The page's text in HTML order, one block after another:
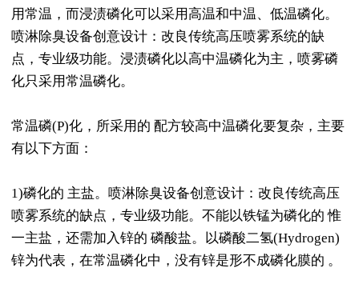
用常温，而浸渍磷化可以采用高温和中温、低温磷化。
喷淋除臭设备创意设计：改良传统高压喷雾系统的缺
点，专业级功能。浸渍磷化以高中温磷化为主，喷雾磷
化只采用常温磷化。
常温磷(P)化，所采用的 配方较高中温磷化要复杂，主要
有以下方面：
1)磷化的 主盐。喷淋除臭设备创意设计：改良传统高压
喷雾系统的缺点，专业级功能。不能以铁锰为磷化的 惟
一主盐，还需加入锌的 磷酸盐。以磷酸二氢(Hydrogen)
锌为代表，在常温磷化中，没有锌是形不成磷化膜的 。